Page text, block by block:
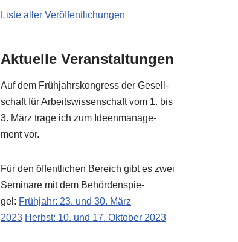
Liste aller Veröffentlichungen
Aktuelle Veranstaltungen
Auf dem Früh­jahrs­kon­gress der Gesell­
schaft für Arbeits­wis­sen­schaft vom 1. bis
3. März tra­ge ich zum Ideen­ma­nage­
ment vor.
Für den öffent­li­chen Bereich gibt es zwei
Semi­na­re mit dem Behör­den­spie­
gel: Früh­jahr: 23. und 30. März
2023 Herbst: 10. und 17. Okto­ber 2023